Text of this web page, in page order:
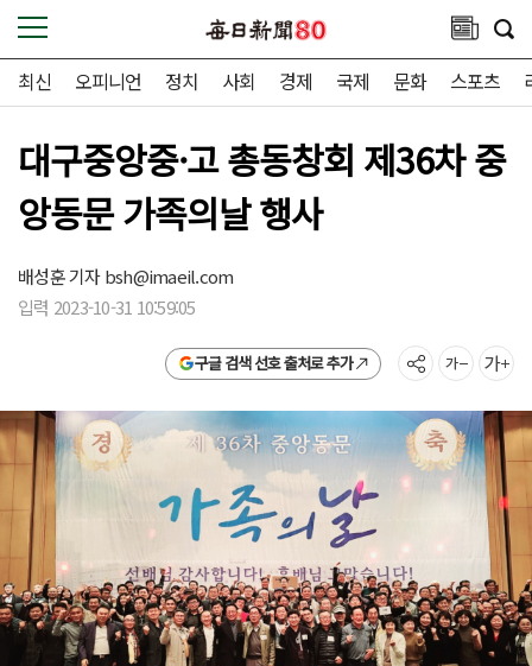
최신 오피니언 정치 사회 경제 국제 문화 스포츠
대구중앙중·고 총동창회 제36차 중
앙동문 가족의날 행사
배성훈 기자bsh@imaeil.com
입력 2023-10-31 10:59:05
구글 검색 선호 출처로 추가